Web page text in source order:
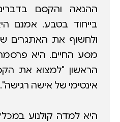
ההנאה והקסם
בייחוד בטבע. אמנם
ולחשוף את האתגרים
מסע החיים. היא
הראשון "למצוא את